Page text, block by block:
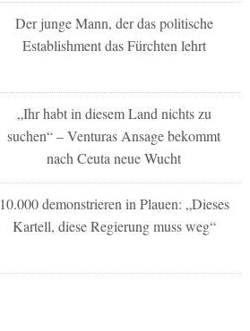
Der junge Mann, der das politische
Establishment das Fürchten lehrt
„Ihr habt in diesem Land nichts zu
suchen“ – Venturas Ansage bekommt
nach Ceuta neue Wucht
10.000 demonstrieren in Plauen: „Dieses
Kartell, diese Regierung muss weg“